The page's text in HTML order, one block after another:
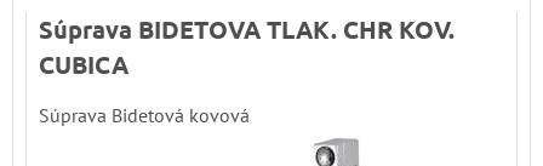
Súprava BIDETOVA TLAK. CHR KOV.
CUBICA
Súprava Bidetová kovová